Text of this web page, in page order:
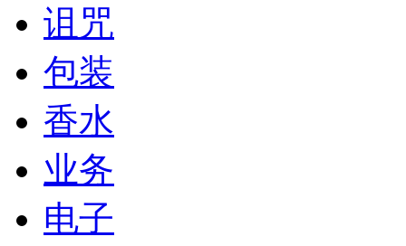
诅咒
包装
香水
业务
电子